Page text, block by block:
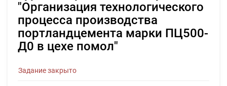
"Организация технологического
процесса производства
портландцемента марки ПЦ500-
Д0 в цехе помол"
Задание закрыто